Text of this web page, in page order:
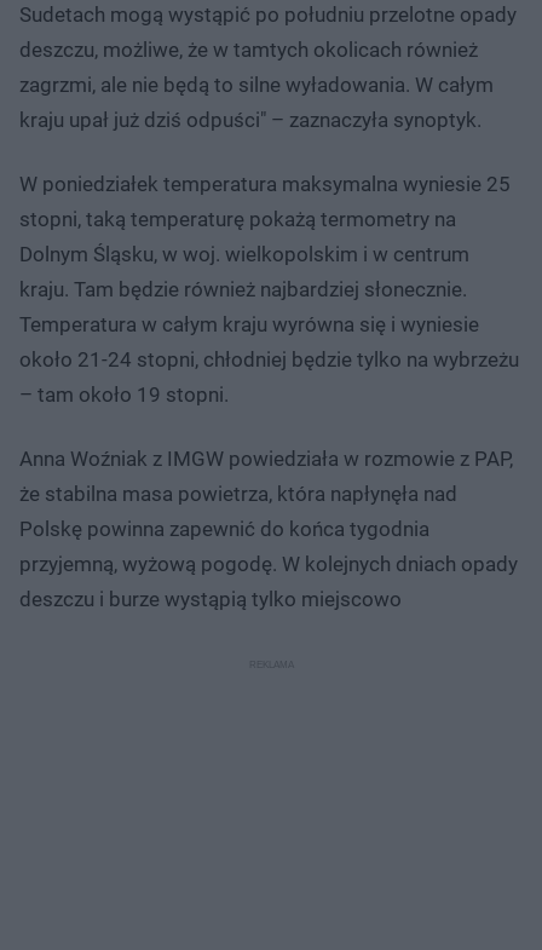
Sudetach mogą wystąpić po południu przelotne opady
deszczu, możliwe, że w tamtych okolicach również
zagrzmi, ale nie będą to silne wyładowania. W całym
kraju upał już dziś odpuści" – zaznaczyła synoptyk.
W poniedziałek temperatura maksymalna wyniesie 25
stopni, taką temperaturę pokażą termometry na
Dolnym Śląsku, w woj. wielkopolskim i w centrum
kraju. Tam będzie również najbardziej słonecznie.
Temperatura w całym kraju wyrówna się i wyniesie
około 21-24 stopni, chłodniej będzie tylko na wybrzeżu
– tam około 19 stopni.
Anna Woźniak z IMGW powiedziała w rozmowie z PAP,
że stabilna masa powietrza, która napłynęła nad
Polskę powinna zapewnić do końca tygodnia
przyjemną, wyżową pogodę. W kolejnych dniach opady
deszczu i burze wystąpią tylko miejscowo